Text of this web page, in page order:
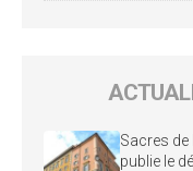
Sacres de
publie le